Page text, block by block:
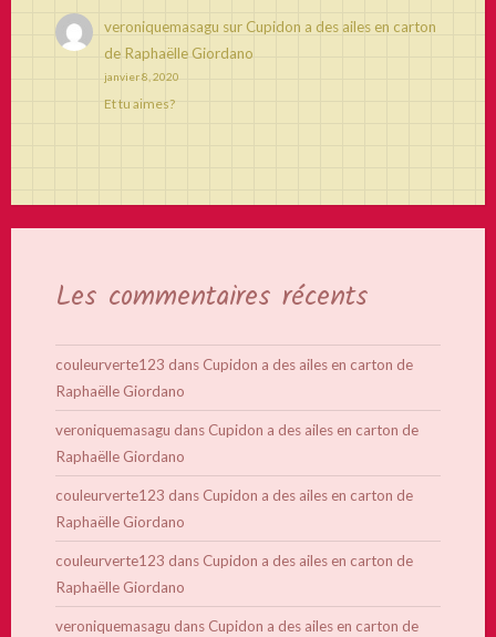
veroniquemasagu sur Cupidon a des ailes en carton
de Raphaëlle Giordano
janvier 8, 2020
Et tu aimes?
Les commentaires récents
couleurverte123 dans Cupidon a des ailes en carton de
Raphaëlle Giordano
veroniquemasagu dans Cupidon a des ailes en carton de
Raphaëlle Giordano
couleurverte123 dans Cupidon a des ailes en carton de
Raphaëlle Giordano
couleurverte123 dans Cupidon a des ailes en carton de
Raphaëlle Giordano
veroniquemasagu dans Cupidon a des ailes en carton de